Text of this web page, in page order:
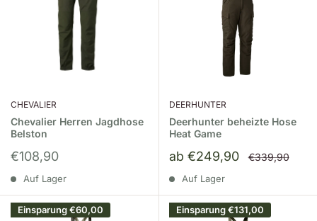
CHEVALIER
Chevalier Herren Jagdhose
Belston
Sonderpreis
€108,90
Auf Lager
DEERHUNTER
Deerhunter beheizte Hose
Heat Game
Sonderpreis
ab €249,90 Normalpreis
€339,90
Auf Lager
Einsparung€60,00 Einsparung€131,00